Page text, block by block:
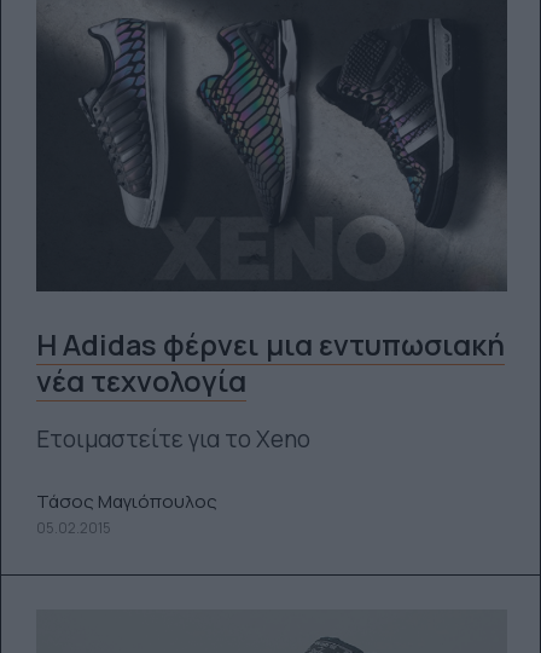
Η Adidas φέρνει μια εντυπωσιακή
νέα τεχνολογία
Ετοιμαστείτε για το Xeno
Τάσος Μαγιόπουλος
05.02.2015